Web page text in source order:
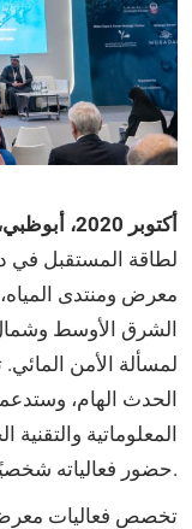
أكتوبر 2020، أبوظبي، الإمارات:
معرض ومنتدى
الشرق الأوسط وشمال
لمسألة الأمن
الحدث الهام،
المعلوماتية
حضور فعالياته شخصيًا أو افتراضيًا.
تخصص فعاليات معرض